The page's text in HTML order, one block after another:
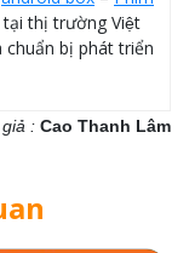
thị trường Việt
chuẩn bị phát triển
: Cao Thanh Lâm